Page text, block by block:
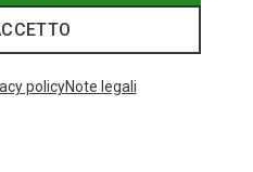
policyNote legali